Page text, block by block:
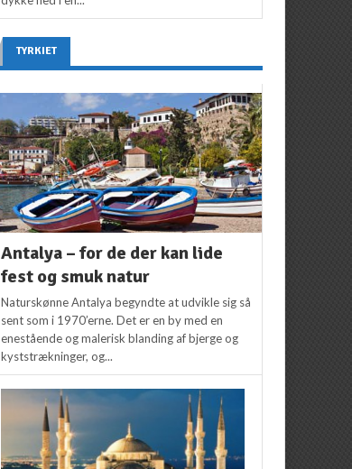
TYRKIET
Antalya – for de der kan lide
fest og smuk natur
Naturskønne Antalya begyndte at udvikle sig så
sent som i 1970’erne. Det er en by med en
enestående og malerisk blanding af bjerge og
kyststrækninger, og...